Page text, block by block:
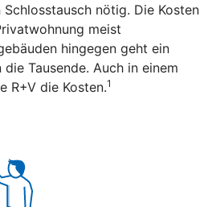
nötig. Die Kosten
meist
hingegen geht ein
Tausende. Auch in einem
R+V die Kosten.1